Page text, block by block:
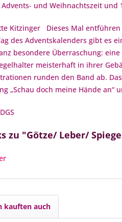
und Weihnachtszeit und
Kitzinger Dieses Mal
des Adventskalenders gibt es
besondere Überraschung:
meisterhaft in ihrer
runden den Band ab.
„Schau doch meine Hände an“
zu "Götze/ Leber/
kauften auch